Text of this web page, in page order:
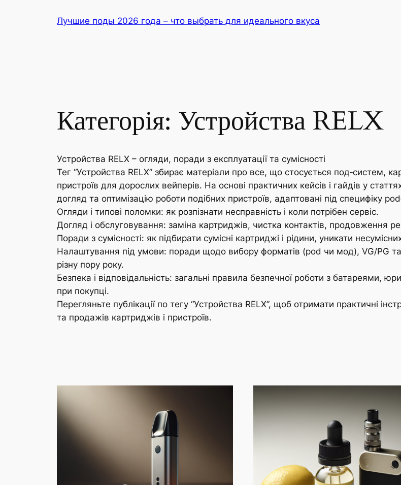
Лучшие поды 2026 года – что выбрать для идеального вкуса
Категорія: Устройства RELX
Устройства RELX – огляди, поради з експлуатації та сумісності
Тег “Устройства RELX” збирає матеріали про все, що стосується под‑систем,
пристроїв для дорослих вейперів. На основі практичних кейсів і гайдiв у
догляд та оптимізацію роботи подібних пристроїв, адаптовані під специфіку
Огляди і типові поломки: як розпізнати несправність і коли потрібен сервіс.
Догляд і обслуговування: заміна картриджів, чистка контактів, продовження
Поради з сумісності: як підбирати сумісні картриджі і рідини, уникати
Налаштування під умови: поради щодо вибору форматів (pod чи мод), VG/PG
різну пору року.
Безпека і відповідальність: загальні правила безпечної роботи з батареями,
при покупці.
Перегляньте публікації по тегу “Устройства RELX”, щоб отримати практичні
та продажів картриджів і пристроїв.